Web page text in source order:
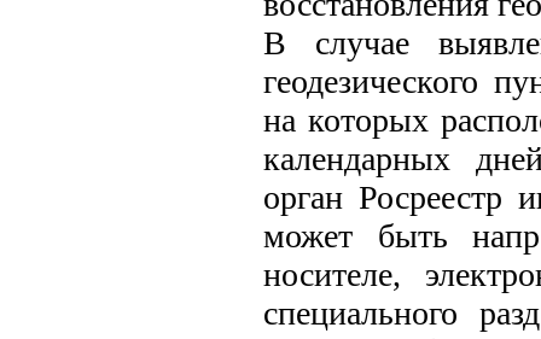
В случае
геодезического
на которых
календарных
орган
может быть
носителе,
специального